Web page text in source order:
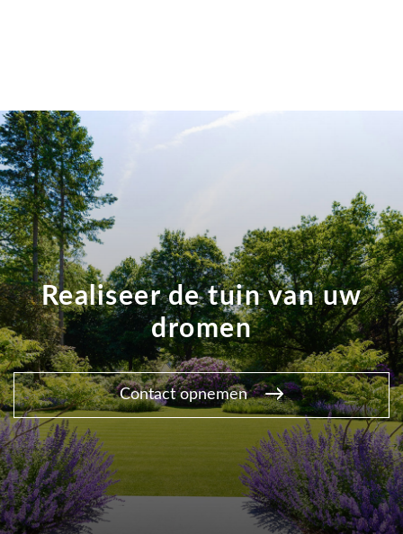
Realiseer de tuin van uw
dromen
Contact opnemen